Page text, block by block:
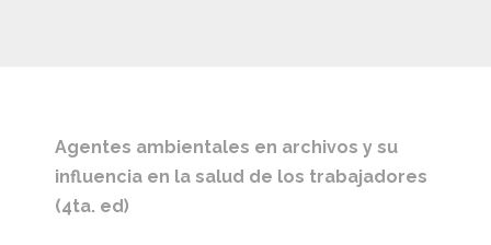
Agentes ambientales en archivos y su
influencia en la salud de los trabajadores
(4ta. ed)